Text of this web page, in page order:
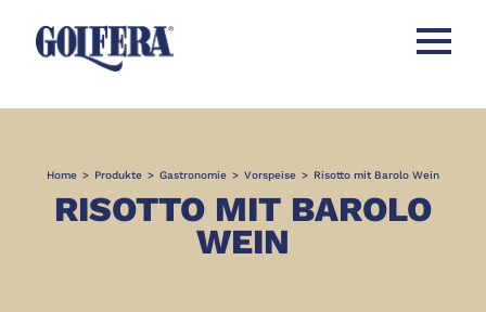
Menü
Home > Produkte > Gastronomie > Vorspeise > Risotto mit Barolo Wein
RISOTTO MIT BAROLO
WEIN